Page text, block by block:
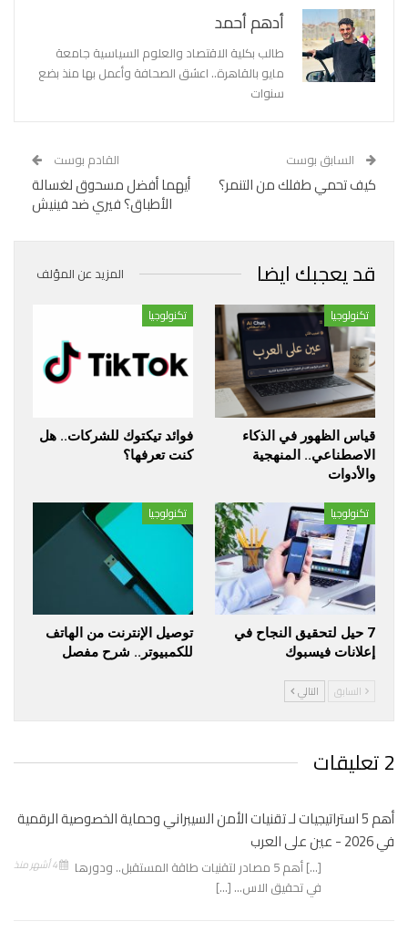
أدهم أحمد
طالب بكلية الاقتصاد والعلوم السياسية جامعة
مايو بالقاهرة.. اعشق الصحافة وأعمل بها منذ بضع
سنوات
السابق بوست
كيف تحمي طفلك من التنمر؟
القادم بوست
أيهما أفضل مسحوق لغسالة
الأطباق؟ فيري ضد فينيش
قد يعجبك ايضا المزيد عن المؤلف
تكنولوجيا
قياس الظهور في الذكاء
الاصطناعي.. المنهجية
والأدوات
تكنولوجيا
فوائد تيكتوك للشركات.. هل
كنت تعرفها؟
تكنولوجيا
7 حيل لتحقيق النجاح في
إعلانات فيسبوك
تكنولوجيا
توصيل الإنترنت من الهاتف
للكمبيوتر.. شرح مفصل
السابق التالي
2 تعليقات
أهم 5 استراتيجيات لـ تقنيات الأمن السيبراني وحماية الخصوصية الرقمية
في 2026 - عين على العرب
[…] أهم 5 مصادر لتقنيات طاقة المستقبل.. ودورها
في تحقيق الاس… […]